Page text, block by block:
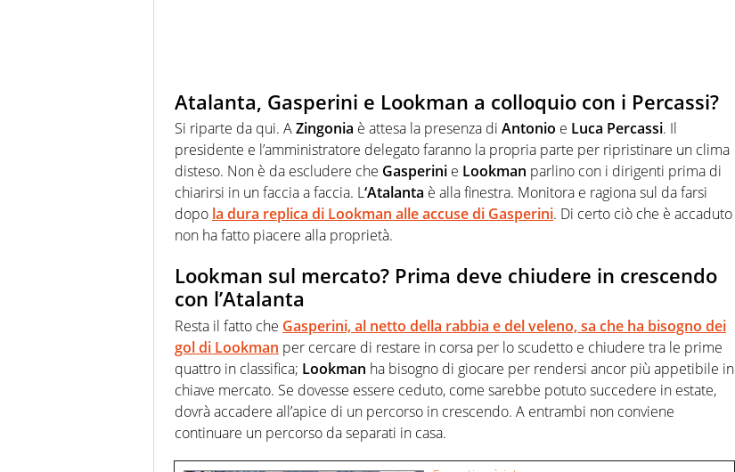
Atalanta, Gasperini e Lookman a colloquio con i Percassi?
Si riparte da qui. AZingonia è attesa la presenza di Antonio e Luca Percassi. Il
presidente e l’amministratore delegato faranno la propria parte per ripristinare un clima
disteso. Non è da escludere che Gasperini e Lookman parlino con i dirigenti prima di
chiarirsi in un faccia a faccia. L‘Atalanta è alla finestra. Monitora e ragiona sul da farsi
dopo la dura replica di Lookman alle accuse di Gasperini. Di certo ciò che è accaduto
non ha fatto piacere alla proprietà.
Lookman sul mercato? Prima deve chiudere in crescendo
con l’Atalanta
Resta il fatto che Gasperini,al netto della rabbia e del veleno, sa che ha bisogno dei
gol di Lookman per cercare di restare in corsa per lo scudetto e chiudere tra le prime
quattro in classifica; Lookman ha bisogno di giocare per rendersi ancor più appetibile in
chiave mercato. Se dovesse essere ceduto, come sarebbe potuto succedere in estate,
dovrà accadere all’apice di un percorso in crescendo. A entrambi non conviene
continuare un percorso da separati in casa.